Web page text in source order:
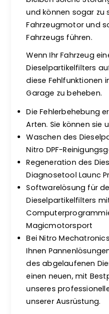
und können sogar zu
Fahrzeugmotor und
Fahrzeugs führen.
Wenn Ihr Fahrzeug
Dieselpartikelfilters
diese Fehlfunktionen
Garage zu beheben.
Die Fehlerbehebung
Arten. Sie können sie
Waschen des
Nitro DPF-
Regeneration des
Diagnosetool Launc
Softwarelösung für
Dieselpartikelfilters
Magicmotorsport
Bei Nitro
Ihnen
des abgelaufenen
einen neuen, mit
unseres
unserer Ausrüstung.